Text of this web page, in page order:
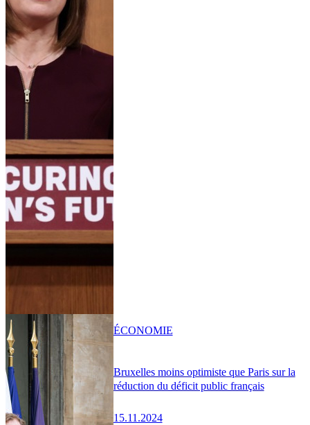
Bruxelles moins optimiste que Paris sur la
réduction du déficit public français
15.11.2024
ÉCONOMIE